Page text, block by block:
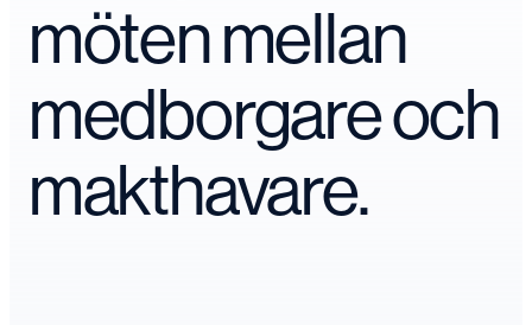
möten mellan
medborgare och
makthavare.